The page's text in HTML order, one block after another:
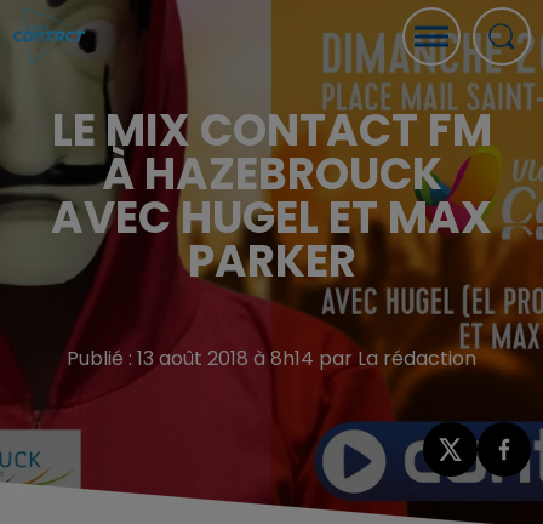
LE MIX CONTACT FM
À HAZEBROUCK
AVEC HUGEL ET MAX
PARKER
Publié : 13 août 2018 à 8h14 par La rédaction